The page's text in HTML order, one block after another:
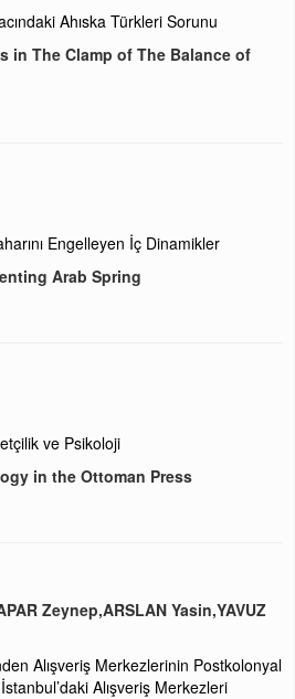
Ahıska Türkleri Sorunu
in The Clamp of The Balance of
Engelleyen İç Dinamikler
Arab Spring
ve Psikoloji
in the Ottoman Press
Zeynep,ARSLAN Yasin,YAVUZ
Alışveriş Merkezlerinin Postkolonyal
Alışveriş Merkezleri